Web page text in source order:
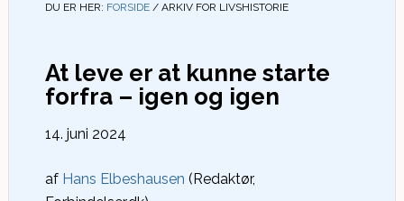
DU ER HER: FORSIDE /ARKIV FOR LIVSHISTORIE
At leve er at kunne starte
forfra – igen og igen
14. juni 2024
af Hans Elbeshausen (Redaktør,